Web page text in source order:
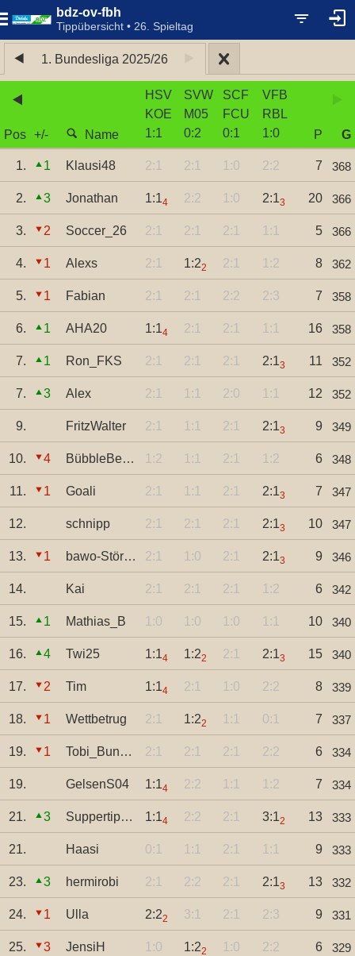
bdz-ov-fbh
Tippübersicht • 26. Spieltag
1. Bundesliga 2025/26
Pos +/- Name
HSV
KOE
1:1
SVW
M05
0:2
SCF
FCU
0:1
VFB
RBL
1:0 P G
1. 1 Klausi48 2:1 2:1 1:0 2:2 7 368
2. 3 Jonathan 1:14 2:2 1:0 2:13 20 366
3. 2 Soccer_26 2:1 2:1 2:1 1:1 5 366
4. 1 Alexs 2:1 1:22 2:1 1:2 8 362
5. 1 Fabian 2:1 2:1 2:2 2:3 7 358
6. 1 AHA20 1:14 2:1 2:1 1:1 16 358
7. 1 Ron_FKS 2:1 2:1 2:1 2:13 11 352
7. 3 Alex 2:1 1:1 2:0 1:1 12 352
9. FritzWalter 2:1 1:1 2:1 2:13 9 349
10. 4 BübbleBen1999 1:2 1:1 2:1 1:2 6 348
11. 1 Goali 2:1 1:1 2:1 2:13 7 347
12. schnipp 2:1 2:1 2:1 2:13 10 347
13. 1 bawo-Störche 2:1 1:0 2:1 2:13 9 346
14. Kai 2:1 2:1 2:1 1:2 6 342
15. 1 Mathias_B 1:0 1:0 1:0 1:1 10 340
16. 4 Twi25 1:14 1:22 2:1 2:13 15 340
17. 2 Tim 1:14 2:1 1:0 2:2 8 339
18. 1 Wettbetrug 2:1 1:22 1:1 0:1 7 337
19. 1 Tobi_Bunselmeye 2:1 2:1 2:1 2:2 6 334
19. GelsenS04 1:14 2:2 1:1 1:2 7 334
21. 3 Suppertipper 1:14 2:2 2:1 3:12 13 333
21. Haasi 0:1 1:1 2:1 1:1 9 333
23. 3 hermirobi 2:1 2:2 2:1 2:13 13 332
24. 1 Ulla 2:22 3:1 2:1 2:3 9 331
25. 3 JensiH 1:0 1:22 1:0 2:2 6 329